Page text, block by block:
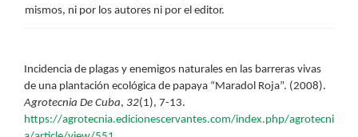
mismos, ni por los autores ni por el editor.
Incidencia de plagas y enemigos naturales en las barreras vivas
de una plantación ecológica de papaya “Maradol Roja”. (2008).
Agrotecnia De Cuba, 32(1), 7-13.
https://agrotecnia.edicionescervantes.com/index.php/agrotecni